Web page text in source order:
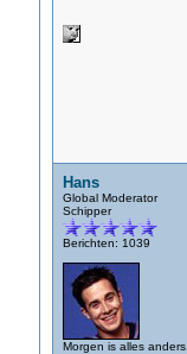
Hans
Global Moderator
Schipper
Berichten: 1039
Morgen is alles anders.